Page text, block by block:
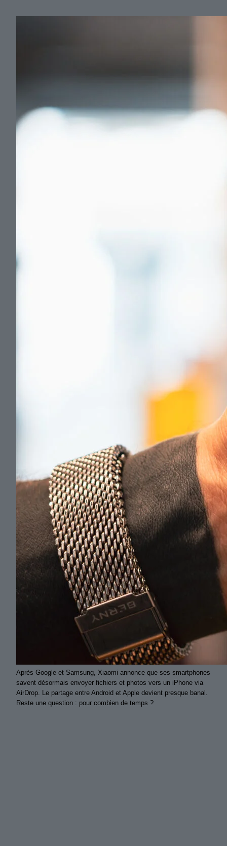
Après Google et Samsung, Xiaomi annonce que ses smartphones
savent désormais envoyer fichiers et photos vers un iPhone via
AirDrop. Le partage entre Android et Apple devient presque banal.
Reste une question : pour combien de temps ?